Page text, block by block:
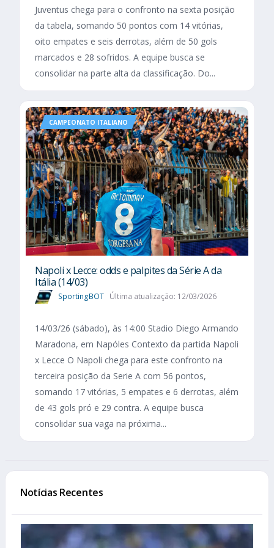
Juventus chega para o confronto na sexta posição
da tabela, somando 50 pontos com 14 vitórias,
oito empates e seis derrotas, além de 50 gols
marcados e 28 sofridos. A equipe busca se
consolidar na parte alta da classificação. Do...
CAMPEONATO ITALIANO
Napoli x Lecce: odds e palpites da Série A da
Itália (14/03)
SportingBOT Última atualização: 12/03/2026
14/03/26 (sábado), às 14:00 Stadio Diego Armando
Maradona, em Napóles Contexto da partida Napoli
x Lecce O Napoli chega para este confronto na
terceira posição da Serie A com 56 pontos,
somando 17 vitórias, 5 empates e 6 derrotas, além
de 43 gols pró e 29 contra. A equipe busca
consolidar sua vaga na próxima...
Notícias Recentes